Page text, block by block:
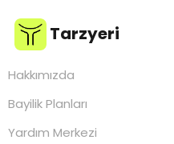
Tarzyeri
Hakkımızda
Bayilik Planları
Yardım Merkezi